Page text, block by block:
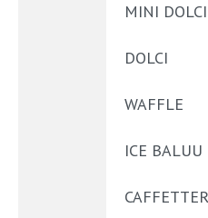
MINI
DOLCI
WAFFLE
ICE BALUU